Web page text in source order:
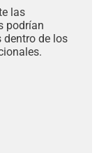
las
podrían
dentro de los